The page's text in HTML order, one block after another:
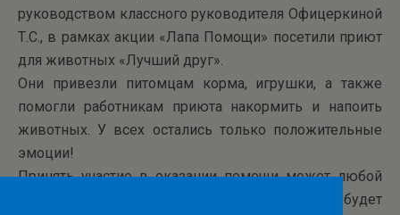
руководством классного руководителя Офицеркиной
Т.С., в рамках акции «Лапа Помощи» посетили приют
для животных «Лучший друг».
Они привезли питомцам корма, игрушки, а также
помогли работникам приюта накормить и напоить
животных. У всех остались только положительные
эмоции!
Принять участие в оказании помощи может любой
желающий- ведь любая поддержка приюту будет